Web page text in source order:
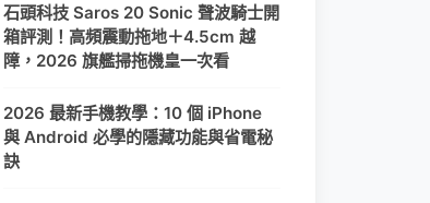
石頭科技 Saros 20 Sonic 聲波騎士開
箱評測！高頻震動拖地＋4.5cm 越
障，2026 旗艦掃拖機皇一次看
2026 最新手機教學：10 個 iPhone
與 Android 必學的隱藏功能與省電秘
訣